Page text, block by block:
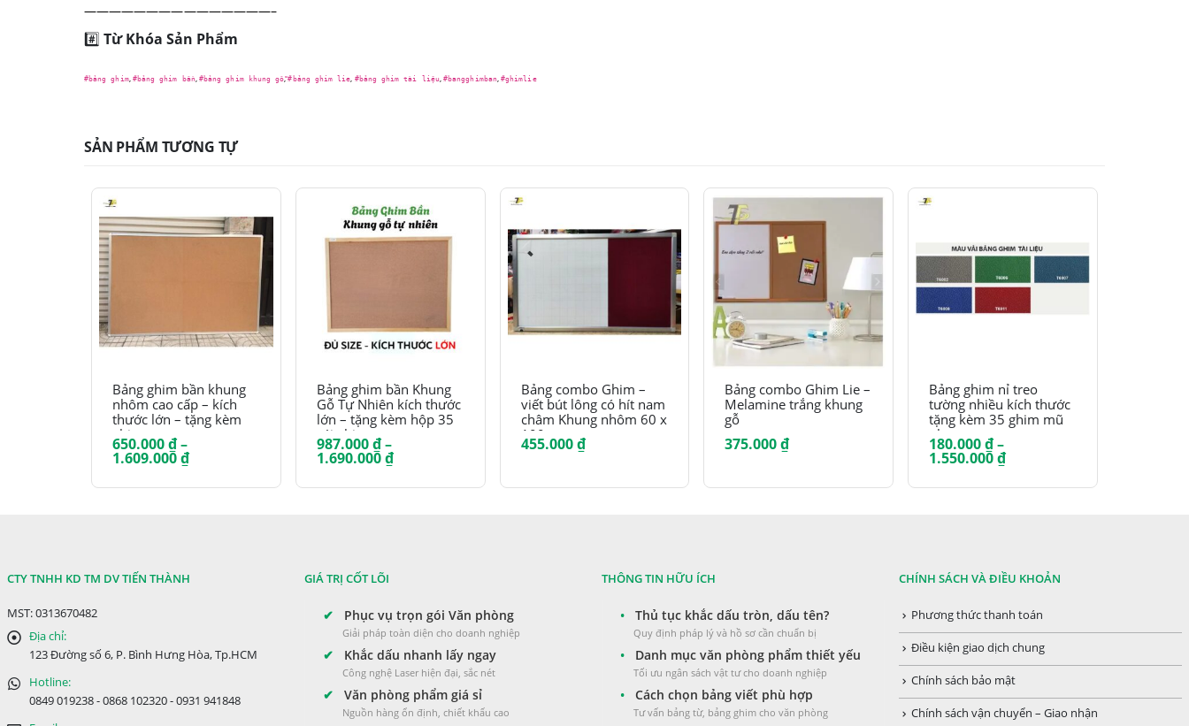
———————————————–
#️⃣ Từ Khóa Sản Phẩm
#bảng ghim, #bảng ghim bần #bảng ghim khung gỗ,#bảng ghim lie #bảng ghim tài liệu ,#bangghimban ,#ghimlie
SẢN PHẨM TƯƠNG TỰ
Bảng ghim bần khung
nhôm cao cấp – kích
thước lớn – tặng kèm
ghim
650.000₫–
1.609.000₫Khoảng
từ
Bảng ghim bần Khung
Gỗ Tự Nhiên kích thước
lớn – tặng kèm hộp 35
cái ghim
987.000₫–
1.690.000₫Khoảng
giá:
từ
Bảng combo Ghim –
viết bút lông có hít nam
châm Khung nhôm 60 x
100cm
455.000₫
Bảng combo Ghim Lie –
Melamine trắng khung
gỗ
375.000₫
Bảng ghim nỉ treo
tường nhiều kích thước
tặng kèm 35 ghim mũ
nhựa
180.000₫–
1.550.000₫Khoảng
từ
CTY TNHH KD TM DV TIẾN THÀNH
MST: 0313670482
Địa chỉ:
123 Đường số 6, P. Bình Hưng Hòa, Tp.HCM
Hotline:
0849 019238 - 0868 102320 - 0931 941848
GIÁ TRỊ CỐT LÕI
✔ Phục vụ trọn gói Văn phòng
Giải pháp toàn diện cho doanh nghiệp
✔ Khắc dấu nhanh lấy ngay
Công nghệ Laser hiện đại, sắc nét
✔ Văn phòng phẩm giá sỉ
Nguồn hàng ổn định, chiết khấu cao
THÔNG TIN HỮU ÍCH
• Thủ tục khắc dấu tròn, dấu tên?
Quy định pháp lý và hồ sơ cần chuẩn bị
• Danh mục văn phòng phẩm thiết yếu
Tối ưu ngân sách vật tư cho doanh nghiệp
• Cách chọn bảng viết phù hợp
Tư vấn bảng từ, bảng ghim cho văn phòng
CHÍNH SÁCH VÀ ĐIỀU KHOẢN
Phương thức thanh toán
Điều kiện giao dịch chung
Chính sách bảo mật
Chính sách vận chuyển – Giao nhận